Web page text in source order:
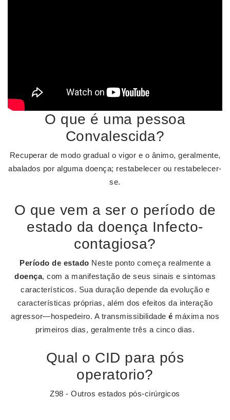
O que é uma pessoa
Convalescida?
Recuperar de modo gradual o vigor e o ânimo, geralmente,
abalados por alguma doença; restabelecer ou restabelecer-
se.
O que vem a ser o período de
estado da doença Infecto-
contagiosa?
Período de estado Neste ponto começa realmente a
doença, com a manifestação de seus sinais e sintomas
característicos. Sua duração depende da evolução e
características próprias, além dos efeitos da interação
agressor—hospedeiro. A transmissibilidade é máxima nos
primeiros dias, geralmente três a cinco dias.
Qual o CID para pós
operatorio?
Z98 - Outros estados pós-cirúrgicos